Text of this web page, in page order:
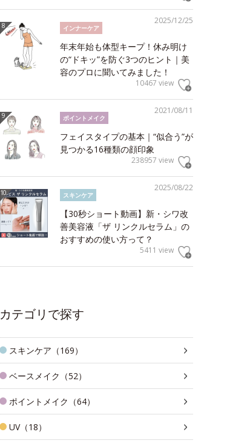
2025/12/25
インナーケア
年末年始も体型キープ！休み明け
の“ドキッ”を防ぐ3つのヒント｜美
容のプロに聞いてみました！
10467 view
2021/08/11
ポイントメイク
フェイスタイプの基本｜“似合う”が
見つかる16種類の顔印象
238957 view
2025/08/22
スキンケア
【30秒ショート動画】新・シワ改
善美容液「ザ リンクルセラム」の
おすすめの使い方って？
5411 view
カテゴリで探す
スキンケア（169）
ベースメイク（52）
ポイントメイク（64）
UV（18）